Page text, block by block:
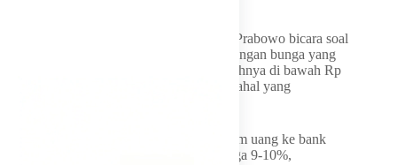
Sebelumnya, Presiden Prabowo Subianto Prabowo bicara soal
kredit super mikro seperti PNM Mekaar dengan bunga yang
tinggi. Pinjaman mikro yang rentang jumlahnya di bawah Rp
10 juta dikenakan bunga sampai 24%, padahal yang
Dia mengaku miris, pengusaha besar pinjam uang ke bank
untuk modal usaha bisa mendapatkan bunga 9-10%,